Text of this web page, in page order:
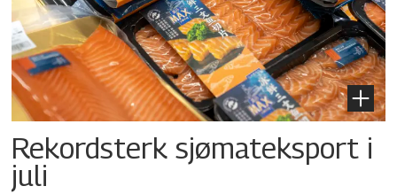
Rekordsterk sjømateksport i
juli